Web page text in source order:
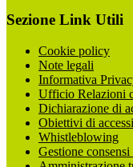
Sezione Link Utili
Cookie policy
Note legali
Informativa
Ufficio Relazioni
Dichiarazione di
Obiettivi di
Whistleblowing
Gestione